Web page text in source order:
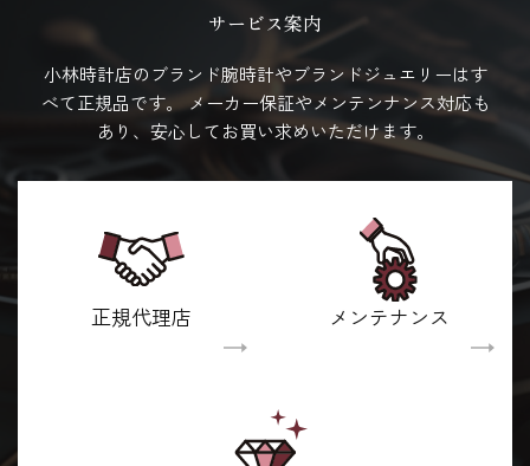
サービス案内
小林時計店のブランド腕時計やブランドジュエリーはす
べて正規品です。
メーカー保証やメンテンナンス対応も
あり、安心してお買い求めいただけます。
正規代理店 メンテナンス